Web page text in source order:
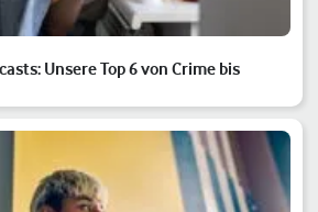
Unsere Top 6 von Crime bis